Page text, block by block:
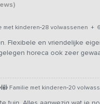
)
met kinderen-28 volwassenen +
Flexibele en vriendelijke
horeca ook zeer
Familie met kinderen-20